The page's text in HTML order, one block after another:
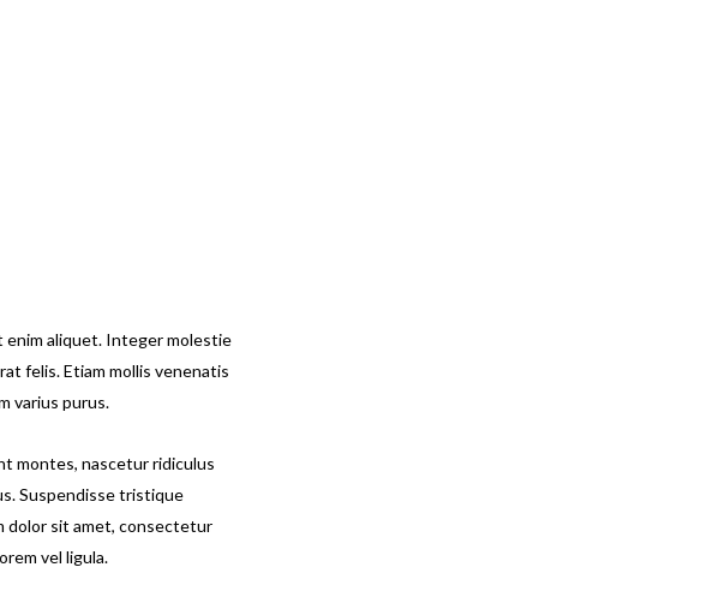
enim aliquet. Integer molestie
felis. Etiam mollis venenatis
varius purus.
montes, nascetur ridiculus
Suspendisse tristique
dolor sit amet, consectetur
vel ligula.